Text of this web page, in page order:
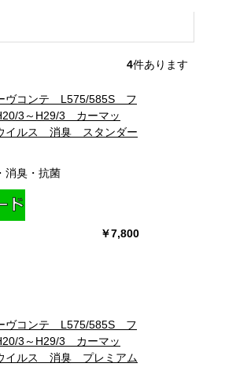
4件あります
ヴコンテ L575/585S フ
3～H29/3 カーマッ
ルス 消臭 スタンダー
消臭・抗菌
￥7,800
ヴコンテ L575/585S フ
3～H29/3 カーマッ
ルス 消臭 プレミアム